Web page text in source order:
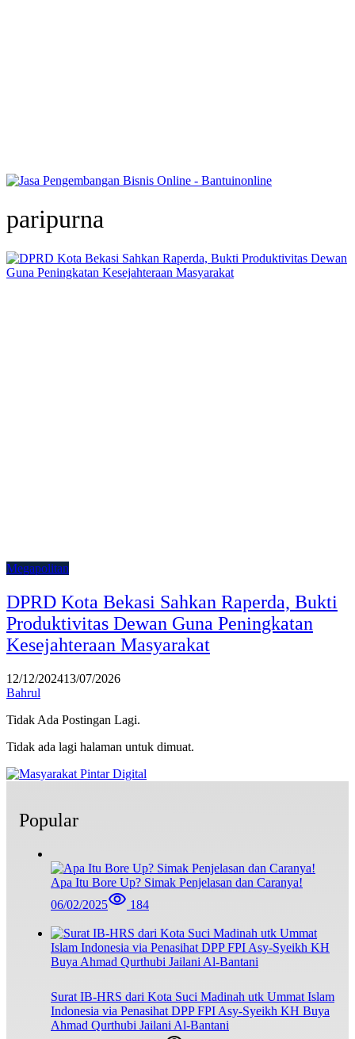
paripurna
Megapolitan
DPRD Kota Bekasi Sahkan Raperda, Bukti
Produktivitas Dewan Guna Peningkatan
Kesejahteraan Masyarakat
12/12/202413/07/2026
Bahrul
Tidak Ada Postingan Lagi.
Tidak ada lagi halaman untuk dimuat.
Popular
Apa Itu Bore Up? Simak Penjelasan dan Caranya!
06/02/2025
184
Surat IB-HRS dari Kota Suci Madinah utk Ummat Islam
Indonesia via Penasihat DPP FPI Asy-Syeikh KH Buya
Ahmad Qurthubi Jailani Al-Bantani